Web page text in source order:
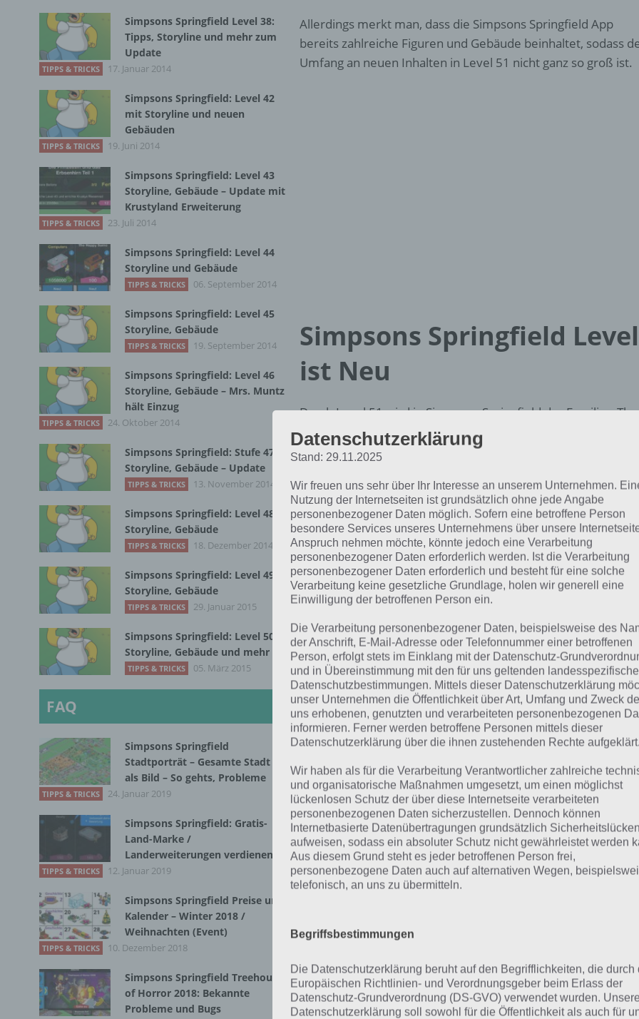
Allerdings merkt man, dass die Simpsons Springfield App
bereits zahlreiche Figuren und Gebäude beinhaltet, sodass
Umfang an neuen Inhalten in Level 51 nicht ganz so groß ist.
Simpsons Springfield
ist Neu
Durch Level 51 wird in Simpsons Springfield das Familien-
freigeschaltet, wodurch als neue Figur Marvin Monroe ins
Zum Abschluss dieses Artikels haben wir noch die Level 51
zusammengefasst.
[index]
Gebäude und Figuren in Level 51
Insgesamt gibt es lediglich zwei neue Figuren. Marvin
Spielwährung ins Spiel, während Frank Grimes, ein
Atomkraftwerks nur gegen Donuts erhältlich ist.
Gebäude Kosten Bauzeit
Familien-
Therapiezentrum
1.200.000
SD
24h Schaltet
Frank Grimes
160
Donuts
Sofort
Zusätzlich
Grab
Storyline und Dekorationen
Auch in Sachen Dekorationen gibt es nicht allzu viel neues.
nachfolgenden Screenshot nicht dargestellt ist das
Grimes.
Simpsons Springfield Level 38:
Tipps, Storyline und mehr zum
Update
TIPPS & TRICKS 17. Januar 2014
Simpsons Springfield: Level 42
mit Storyline und neuen
Gebäuden
TIPPS & TRICKS 19. Juni 2014
Simpsons Springfield: Level 43
Storyline, Gebäude – Update mit
Krustyland Erweiterung
TIPPS & TRICKS 23. Juli 2014
Simpsons Springfield: Level 44
Storyline und Gebäude
TIPPS & TRICKS 06. September 2014
Simpsons Springfield: Level 45
Storyline, Gebäude
TIPPS & TRICKS 19. September 2014
Simpsons Springfield: Level 46
Storyline, Gebäude – Mrs. Muntz
hält Einzug
TIPPS & TRICKS 24. Oktober 2014
Simpsons Springfield: Stufe 47
Storyline, Gebäude – Update
TIPPS & TRICKS 13. November 2014
Simpsons Springfield: Level 48
Storyline, Gebäude
TIPPS & TRICKS 18. Dezember 2014
Simpsons Springfield: Level 49
Storyline, Gebäude
TIPPS & TRICKS 29. Januar 2015
Simpsons Springfield: Level 50
Storyline, Gebäude und mehr
TIPPS & TRICKS 05. März 2015
FAQ
Simpsons Springfield
Stadtporträt – Gesamte Stadt
als Bild – So gehts, Probleme
TIPPS & TRICKS 24. Januar 2019
Simpsons Springfield: Gratis-
Land-Marke /
Landerweiterungen verdienen
TIPPS & TRICKS 12. Januar 2019
Simpsons Springfield Preise und
Kalender – Winter 2018 /
Weihnachten (Event)
TIPPS & TRICKS 10. Dezember 2018
Simpsons Springfield Treehouse
of Horror 2018: Bekannte
Probleme und Bugs
Datenschutzerklärung
Stand: 29.11.2025
Wir freuen uns sehr über Ihr Interesse an unserem Unternehmen.
Nutzung der Internetseiten ist grundsätzlich ohne jede Angabe
personenbezogener Daten möglich. Sofern eine betroffene Person
besondere Services unseres Unternehmens über unsere
Anspruch nehmen möchte, könnte jedoch eine Verarbeitung
personenbezogener Daten erforderlich werden. Ist die Verarbeitung
personenbezogener Daten erforderlich und besteht für eine solche
Verarbeitung keine gesetzliche Grundlage, holen wir generell eine
Einwilligung der betroffenen Person ein.
Die Verarbeitung personenbezogener Daten, beispielsweise des
der Anschrift, E-Mail-Adresse oder Telefonnummer einer betroffenen
Person, erfolgt stets im Einklang mit der Datenschutz-
und in Übereinstimmung mit den für uns geltenden
Datenschutzbestimmungen. Mittels dieser Datenschutzerklärung
unser Unternehmen die Öffentlichkeit über Art, Umfang und Zweck
uns erhobenen, genutzten und verarbeiteten personenbezogenen
informieren. Ferner werden betroffene Personen mittels dieser
Datenschutzerklärung über die ihnen zustehenden Rechte aufgeklärt.
Wir haben als für die Verarbeitung Verantwortlicher zahlreiche
und organisatorische Maßnahmen umgesetzt, um einen möglichst
lückenlosen Schutz der über diese Internetseite verarbeiteten
personenbezogenen Daten sicherzustellen. Dennoch können
Internetbasierte Datenübertragungen grundsätzlich Sicherheitslücken
aufweisen, sodass ein absoluter Schutz nicht gewährleistet werden
Aus diesem Grund steht es jeder betroffenen Person frei,
personenbezogene Daten auch auf alternativen Wegen,
telefonisch, an uns zu übermitteln.
Begriffsbestimmungen
Die Datenschutzerklärung beruht auf den Begrifflichkeiten, die durch
Europäischen Richtlinien- und Verordnungsgeber beim Erlass der
Datenschutz-Grundverordnung (DS-GVO) verwendet wurden. Unsere
Datenschutzerklärung soll sowohl für die Öffentlichkeit als auch für